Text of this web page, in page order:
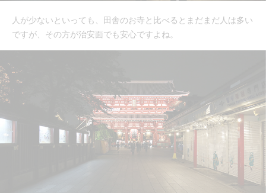
人が少ないといっても、田舎のお寺と比べるとまだまだ人は多い
ですが、その方が治安面でも安心ですよね。